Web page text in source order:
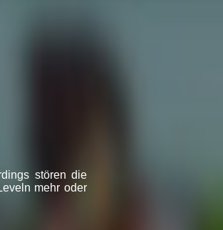
stören die
mehr oder